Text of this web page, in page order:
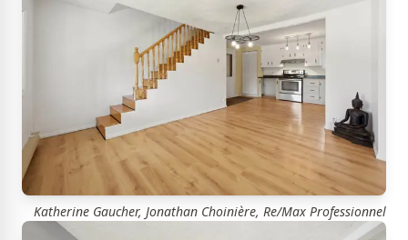
Katherine Gaucher, Jonathan Choinière, Re/Max Professionnel